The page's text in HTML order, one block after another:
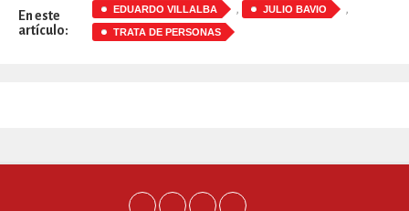
En este
artículo:
EDUARDO VILLALBA , JULIO BAVIO ,
TRATA DE PERSONAS